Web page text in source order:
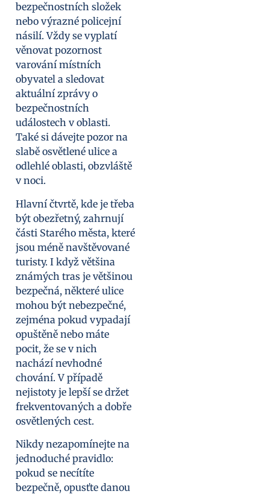
bezpečnostních složek
nebo výrazné policejní
násilí. Vždy se vyplatí
věnovat pozornost
varování místních
obyvatel a sledovat
aktuální zprávy o
bezpečnostních
událostech v oblasti.
Také si dávejte pozor na
slabě osvětlené ulice a
odlehlé oblasti, obzvláště
v noci.
Hlavní čtvrtě, kde je třeba
být obezřetný, zahrnují
části Starého města, které
jsou méně navštěvované
turisty. I když většina
známých tras je většinou
bezpečná, některé ulice
mohou být nebezpečné,
zejména pokud vypadají
opuštěně nebo máte
pocit, že se v nich
nachází nevhodné
chování. V případě
nejistoty je lepší se držet
frekventovaných a dobře
osvětlených cest.
Nikdy nezapomínejte na
jednoduché pravidlo:
pokud se necítíte
bezpečně, opusťte danou